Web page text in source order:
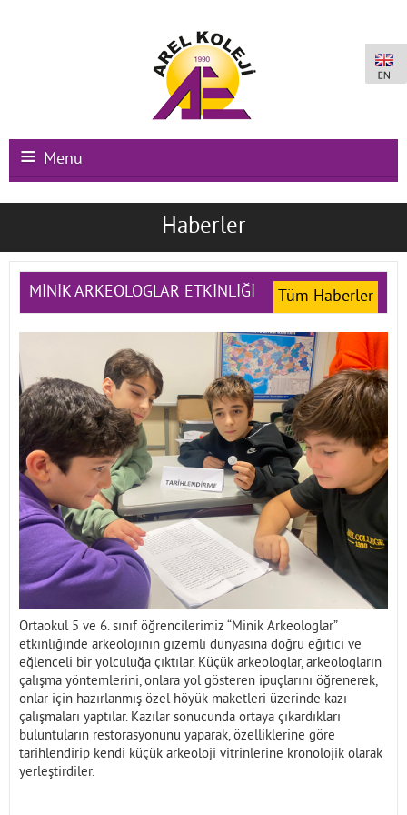
Menu
Ana Sayfa
Okullarımız
Kampüs Olanakları
Kayıt-Kabul
İletişim
Haberler
MİNİK ARKEOLOGLAR ETKİNLİĞİ Tüm Haberler
Ortaokul 5 ve 6. sınıf öğrencilerimiz “Minik Arkeologlar”
etkinliğinde arkeolojinin gizemli dünyasına doğru eğitici ve
eğlenceli bir yolculuğa çıktılar. Küçük arkeologlar, arkeologların
çalışma yöntemlerini, onlara yol gösteren ipuçlarını öğrenerek,
onlar için hazırlanmış özel höyük maketleri üzerinde kazı
çalışmaları yaptılar. Kazılar sonucunda ortaya çıkardıkları
buluntuların restorasyonunu yaparak, özelliklerine göre
tarihlendirip kendi küçük arkeoloji vitrinlerine kronolojik olarak
yerleştirdiler.